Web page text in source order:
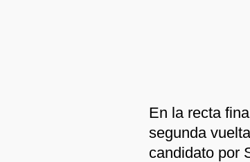
En la recta
segunda
candidato por